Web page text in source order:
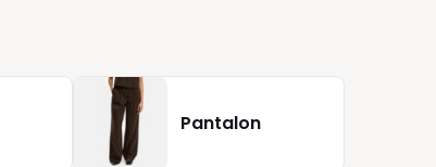
Pantalon